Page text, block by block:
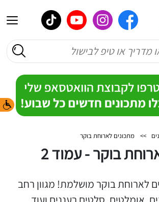
>> מתכונים לארוחת בוקר
בוקר - עמוד 2
לארוחת בוקר מושלמת! מגוון רחב